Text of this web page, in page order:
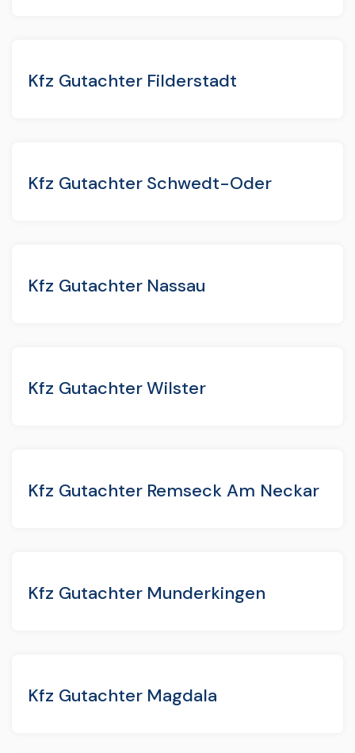
Kfz Gutachter Filderstadt
Kfz Gutachter Schwedt-Oder
Kfz Gutachter Nassau
Kfz Gutachter Wilster
Kfz Gutachter Remseck Am Neckar
Kfz Gutachter Munderkingen
Kfz Gutachter Magdala